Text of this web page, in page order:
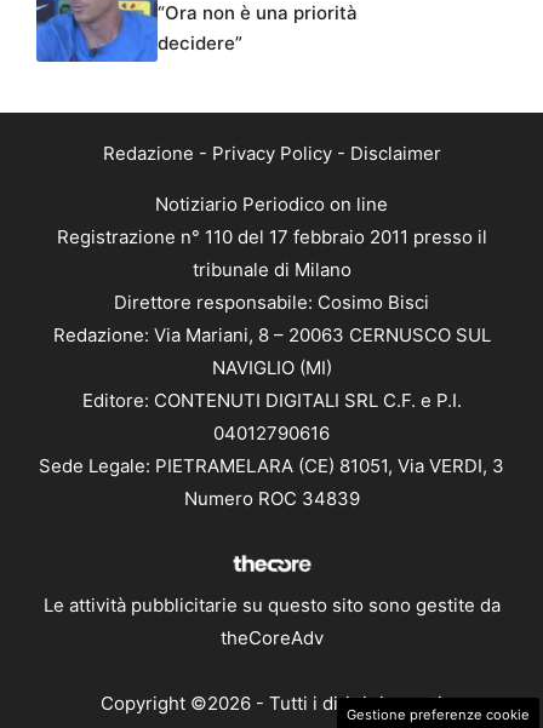
“Ora non è una priorità
decidere”
Redazione - Privacy Policy- Disclaimer
Notiziario Periodico on line
Registrazione n° 110 del 17 febbraio 2011 presso il
tribunale di Milano
Direttore responsabile: Cosimo Bisci
Redazione: Via Mariani, 8 – 20063 CERNUSCO SUL
NAVIGLIO (MI)
Editore: CONTENUTI DIGITALI SRL C.F. e P.I.
04012790616
Sede Legale: PIETRAMELARA (CE) 81051, Via VERDI, 3
Numero ROC 34839
Le attività pubblicitarie su questo sito sono gestite da
theCoreAdv
Copyright ©2026 - Tutti i diritti riservati
Gestione preferenze cookie